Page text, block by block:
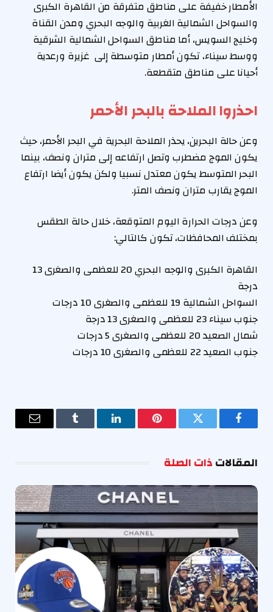
الأمطار خفيفة على مناطق متفرقة من القاهرة الكبرى
والسواحل الشمالية الغربية والوجه البحري ومدن القناة
وخليج السويس، أما مناطق السواحل الشمالية الشرقية
ووسط سيناء، تكون أمطار متوسطة إلى غزيرة ورعدية
أحيانا على مناطق متقطعة.
احذروا الملاحة بالبحر الأحمر
وعن حالة البحرين، يحذر الملاحة البحرية في البحر الأحمر، حيث
يكون الموج مضطرب وتصل ارتفاعه إلى متران ونصف، بينما
البحر المتوسط يكون معتدل نسبيا ولكن يكون أيضا ارتفاع
الموج يقارب متران ونصف المتر.
وعن درجات الحرارة اليوم المتوقعة، خلال حالة الطقس
بمختلف المحافظات، تكون كالتالي:
القاهرة الكبرى والوجه البحري 20 للعظمى والصغرى 13
درجة
السواحل الشمالية 19 للعظمى والصغرى 10 درجات
جنوب سيناء 23 للعظمى والصغرى 13 درجة
شمال الصعيد 20 للعظمى والصغرى 5 درجات
جنوب الصعيد 22 للعظمى والصغرى 10 درجات
فيسبوك تويتر بينتيريستلينكدإن Tumblr
البريد
المقالاتذات الصلة